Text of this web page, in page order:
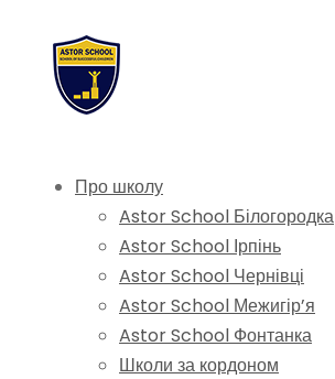
Про школу
Astor School Білогородка
Astor School Ірпінь
Astor School Чернівці
Astor School Межигір’я
Astor School Фонтанка
Школи за кордоном